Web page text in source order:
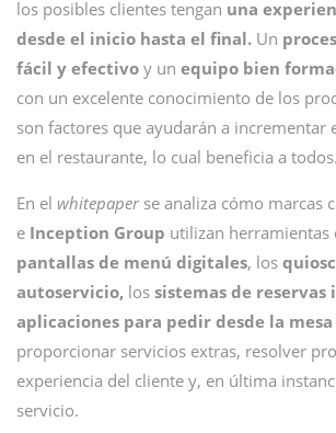
los posibles clientes tengan una
desde el inicio hasta el final. Un
fácil y efectivo y un equipo bien
con un excelente conocimiento de los
son factores que ayudarán a incrementar
en el restaurante, lo cual beneficia a todos.
En el whitepaperse analiza cómo marcas
e Inception Group utilizan herramientas
pantallas de menú digitales, los
autoservicio, los sistemas de
aplicaciones para pedir desde la mesa
proporcionar servicios extras, resolver
experiencia del cliente y, en última
servicio.